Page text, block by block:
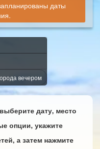
даты
вечером
дату, место
опции, укажите
а затем нажмите